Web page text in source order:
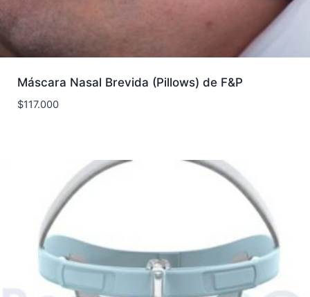
Máscara Nasal Brevida (Pillows) de F&P
$117.000